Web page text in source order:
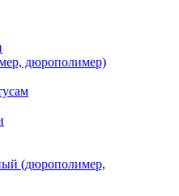
дюрополимер)
(дюрополимер,